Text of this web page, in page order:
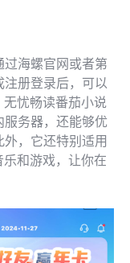
海螺官网或者第
册登录后，可以
忧畅读番茄小说
务器，还能够优
，它还特别适用
和游戏，让你在